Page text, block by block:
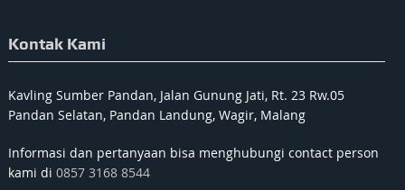
Kontak Kami
Kavling Sumber Pandan, Jalan Gunung Jati, Rt. 23 Rw.05
Pandan Selatan, Pandan Landung, Wagir, Malang
Informasi dan pertanyaan bisa menghubungi contact person
kami di 0857 3168 8544